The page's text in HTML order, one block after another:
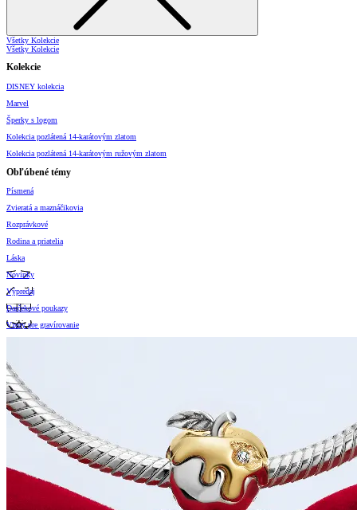
Všetky Kolekcie
Všetky Kolekcie
Kolekcie
DISNEY kolekcia
Marvel
Šperky s logom
Kolekcia pozlátená 14-karátovým zlatom
Kolekcia pozlátená 14-karátovým ružovým zlatom
Obľúbené témy
Písmená
Zvieratá a maznáčikovia
Rozprávkové
Rodina a priatelia
Láska
Novinky
Výpredaj
Darčekové poukazy
Vzory pre gravírovanie